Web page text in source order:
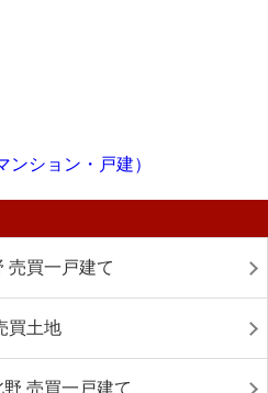
売買一戸建て
買土地
野 売買一戸建て